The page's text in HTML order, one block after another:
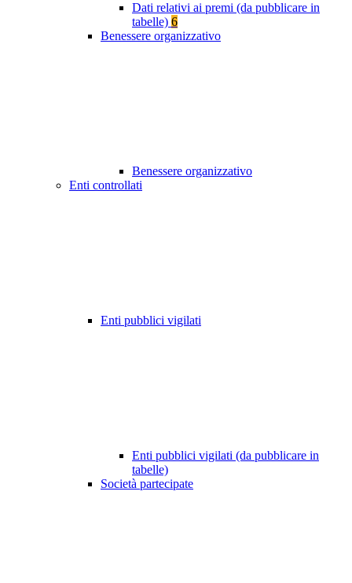
Dati relativi ai premi (da pubblicare in
tabelle) 6
Benessere organizzativo
Benessere organizzativo
Enti controllati
Enti pubblici vigilati
Enti pubblici vigilati (da pubblicare in
tabelle)
Società partecipate